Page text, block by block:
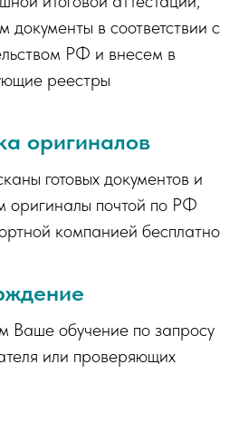
в соответствии с
РФ и внесем в
реестры
оригиналов
готовых документов и
оригиналы почтой по РФ
компанией бесплатно
Ваше обучение по запросу
или проверяющих